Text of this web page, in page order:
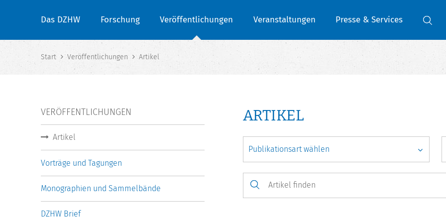
Das DZHW Forschung Veröffentlichungen Veranstaltungen Presse & Services
Start Veröffentlichungen Artikel
ARTIKEL
VERÖFFENTLICHUNGEN
Artikel
Vorträge und Tagungen
Monographien und Sammelbände
DZHW Brief